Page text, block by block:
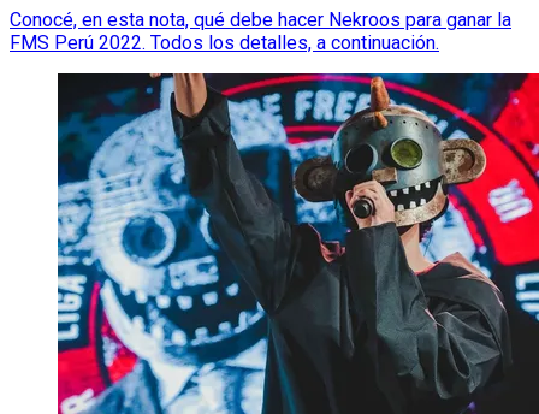
Conocé, en esta nota, qué debe hacer Nekroos para ganar la
FMS Perú 2022. Todos los detalles, a continuación.